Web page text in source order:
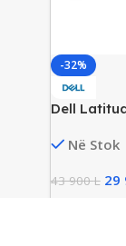
-32%
Dell
32GBNë Stok
43 900L 29